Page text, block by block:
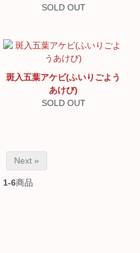
SOLD OUT
斑入五葉アケビ(ふいりごよう
あけび)
SOLD OUT
Next »
1-6商品